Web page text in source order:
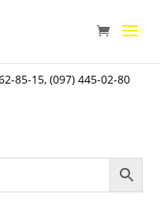
85-15,(097) 445-02-80